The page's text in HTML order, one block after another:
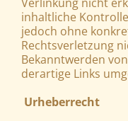
inhaltliche
jedoch ohne
Rechtsverletzung
Bekanntwerden
derartige Links
Urheberrecht